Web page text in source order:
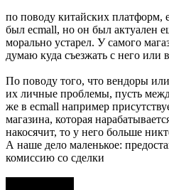
по поводу китайских
был ecmall, но он был актуален
морально устарел. У самого
думаю куда съезжать с него или
По поводу того, что вендоры
их личные проблемы, пусть
же в ecmall например
магазина, которая
накосячит, то у него больше
А наше дело маленькое:
комиссию со сделки